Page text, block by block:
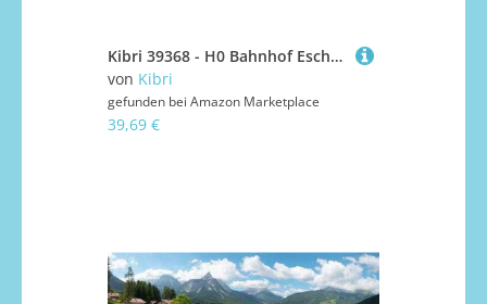
Kibri 39368 - H0 Bahnhof Eschbronn
von Kibri
gefunden bei Amazon Marketplace
39,69 €